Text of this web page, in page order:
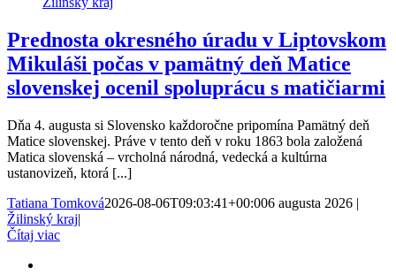
Prednosta okresného úradu v Liptovskom
Mikuláši počas v pamätný deň Matice
slovenskej ocenil spoluprácu s matičiarmi
Dňa 4. augusta si Slovensko každoročne pripomína Pamätný deň
Matice slovenskej. Práve v tento deň v roku 1863 bola založená
Matica slovenská – vrcholná národná, vedecká a kultúrna
ustanovizeň, ktorá [...]
Tatiana Tomková2026-08-06T09:03:41+00:006 augusta 2026 |
Žilinský kraj|
Čítaj viac